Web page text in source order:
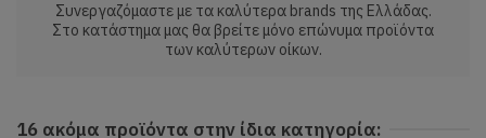
Συνεργαζόμαστε με τα καλύτερα brands της Ελλάδας.
Στο κατάστημα μας θα βρείτε μόνο επώνυμα προϊόντα
των καλύτερων οίκων.
16 ακόμα προϊόντα στην ίδια κατηγορία: